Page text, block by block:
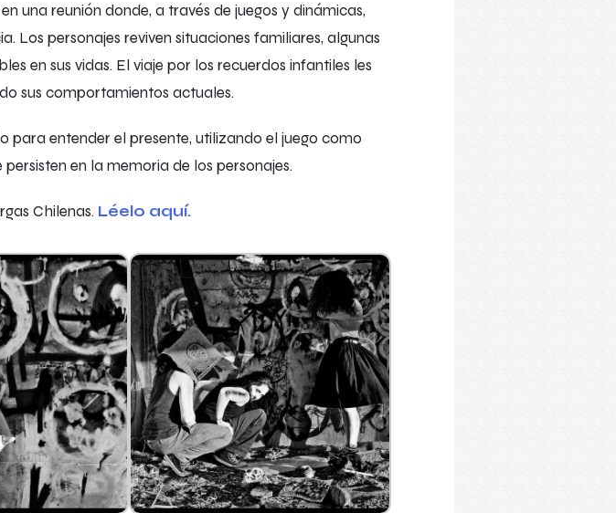
una reunión donde, a través de juegos y dinámicas,
Los personajes reviven situaciones familiares, algunas
en sus vidas. El viaje por los recuerdos infantiles les
sus comportamientos actuales.
para entender el presente, utilizando el juego como
en la memoria de los personajes.
Chilenas. Léelo aquí.